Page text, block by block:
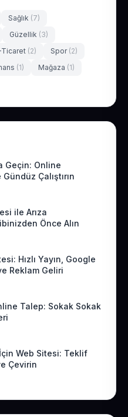
Sağlık (7)
Güzellik (3)
Ticaret (2) Spor (2)
(1) Mağaza (1)
Geçin: Online
Çalıştırın
ile Arıza
Önce Alın
Hızlı Yayın, Google
Reklam Geliri
Talep: Sokak Sokak
Web Sitesi: Teklif
Çevirin